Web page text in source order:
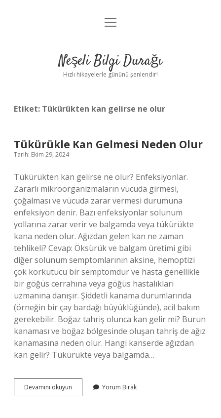
Anasayfa
Yasal Uyarı
menüyü
Neşeli Bilgi Durağı
Hızlı hikayelerle gününü şenlendir!
Etiket: Tükürükten kan gelirse ne olur
Tükürükle Kan Gelmesi Neden Olur
Tarih: Ekim 29, 2024
Tükürükten kan gelirse ne olur? Enfeksiyonlar.
Zararlı mikroorganizmaların vücuda girmesi,
çoğalması ve vücuda zarar vermesi durumuna
enfeksiyon denir. Bazı enfeksiyonlar solunum
yollarına zarar verir ve balgamda veya tükürükte
kana neden olur. Ağızdan gelen kan ne zaman
tehlikeli? Cevap: Öksürük ve balgam üretimi gibi
diğer solunum semptomlarının aksine, hemoptizi
çok korkutucu bir semptomdur ve hasta genellikle
bir göğüs cerrahına veya göğüs hastalıkları
uzmanına danışır. Şiddetli kanama durumlarında
(örneğin bir çay bardağı büyüklüğünde), acil bakım
gerekebilir. Boğaz tahriş olunca kan gelir mi? Burun
kanaması ve boğaz bölgesinde oluşan tahriş de ağız
kanamasına neden olur. Hangi kanserde ağızdan
kan gelir? Tükürükte veya balgamda…
Devamını okuyun Tükürükle
Kan
Yorum Bırak